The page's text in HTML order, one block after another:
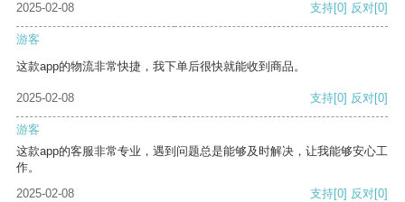
2025-02-08
支持[0] 反对[0]
游客
这款app的物流非常快捷，我下单后很快就能收到商品。
2025-02-08 支持[0] 反对[0]
游客
这款app的客服非常专业，遇到问题总是能够及时解决，让我能够安心工
作。
2025-02-08
支持[0] 反对[0]